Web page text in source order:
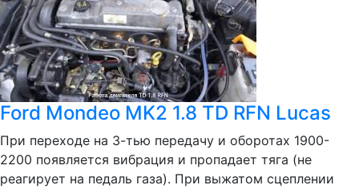
Ford Mondeo MK2 1.8 TD RFN Lucas
При переходе на 3-тью передачу и оборотах 1900-
2200 появляется вибрация и пропадает тяга (не
реагирует на педаль газа). При выжатом сцеплении